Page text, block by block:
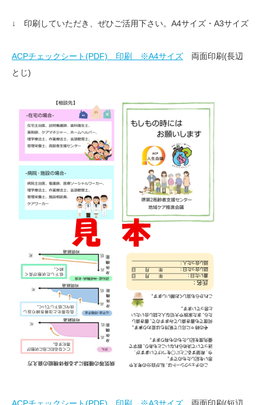
↓ 印刷していただき、ぜひご活用下さい。A4サイズ・A3サイズ
ACPチェックシート(PDF) 印刷 ※A4サイズ 両面印刷(長辺
とじ)